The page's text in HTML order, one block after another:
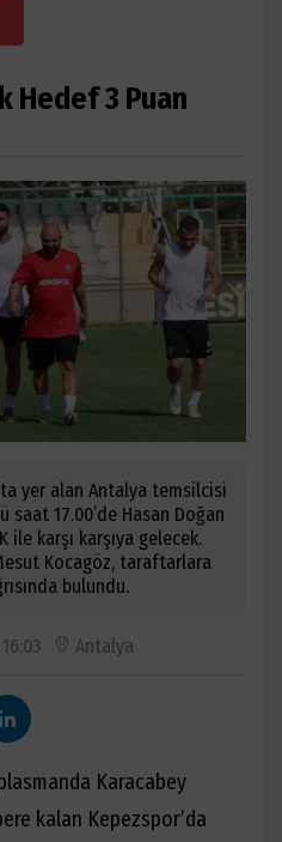
Hedef 3 Puan
yer alan Antalya temsilcisi
saat 17.00’de Hasan Doğan
ile karşı karşıya gelecek.
Kocagöz, taraftarlara
bulundu.
Antalya
Karacabey
kalan Kepezspor’da